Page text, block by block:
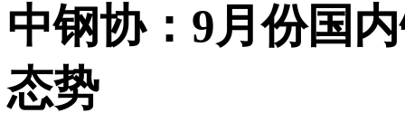
中钢协：9月份国
态势